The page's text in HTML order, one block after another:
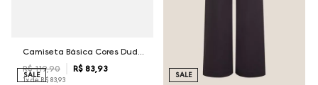
Camiseta Básica Cores Dudalina Masculina
R$ 119,90 R$ 83,93
1x deR$ 83,93
SALE SALE